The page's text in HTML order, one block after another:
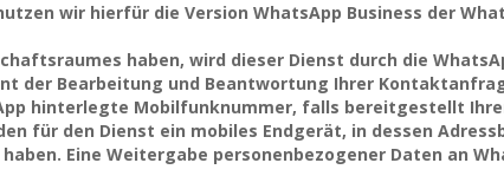
wir hierfür die Version WhatsApp Business der
haben, wird dieser Dienst durch die
der Bearbeitung und Beantwortung Ihrer
hinterlegte Mobilfunknummer, falls bereitgestellt
für den Dienst ein mobiles Endgerät, in dessen
Eine Weitergabe personenbezogener Daten an